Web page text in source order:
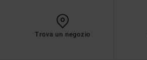
Trova un negozio